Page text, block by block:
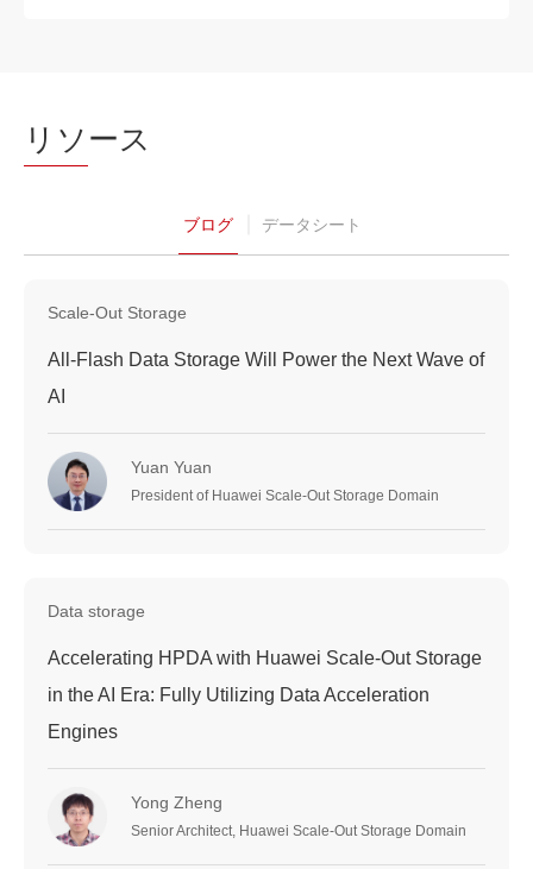
リソ ース
ブログ データシート
Scale-Out Storage
All-Flash Data Storage Will Power the Next Wave of
AI
Yuan Yuan
President of Huawei Scale-Out Storage Domain
Data storage
Accelerating HPDA with Huawei Scale-Out Storage
in the AI Era: Fully Utilizing Data Acceleration
Engines
Yong Zheng
Senior Architect, Huawei Scale-Out Storage Domain